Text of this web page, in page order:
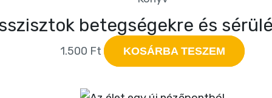
betegségekre és
1.500 Ft KOSÁRBA TESZEM